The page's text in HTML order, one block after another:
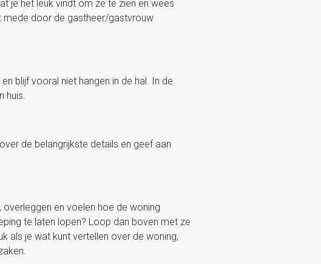
je het leuk vindt om ze te zien en wees
mede door de gastheer/gastvrouw
blijf vooral niet hangen in de hal. In de
huis.
de belangrijkste details en geef aan
en voelen hoe de woning
te laten lopen? Loop dan boven met ze
als je wat kunt vertellen over de woning,